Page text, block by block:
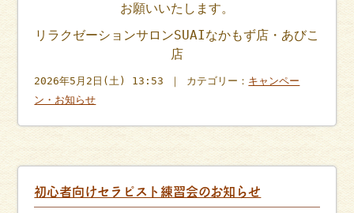
お願いいたします。
リラクゼーションサロンSUAIなかもず店・あびこ
店
2026年5月2日(土) 13:53 ｜ カテゴリー： キャンペー
ン・お知らせ
初心者向けセラピスト練習会のお知らせ